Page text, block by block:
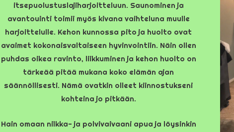
itsepuolustuslajiharjoitteluun. Saunominen ja
avantouinti toimii myös kivana vaihteluna muulle
harjoittelulle. Kehon kunnossa pito ja huolto ovat
avaimet kokonaisvaltaiseen hyvinvointiin. Näin ollen
puhdas oikea ravinto, liikkuminen ja kehon huolto on
tärkeää pitää mukana koko elämän ajan
säännöllisesti. Nämä ovatkin olleet kiinnostukseni
kohteina jo pitkään.
Hain omaan nilkka- ja polvivaivaani apua ja löysinkin